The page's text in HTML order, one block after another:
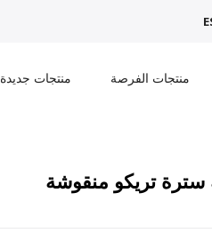
منتجات الفرصة منتجات جديدة
سترة تريكو منقوشة